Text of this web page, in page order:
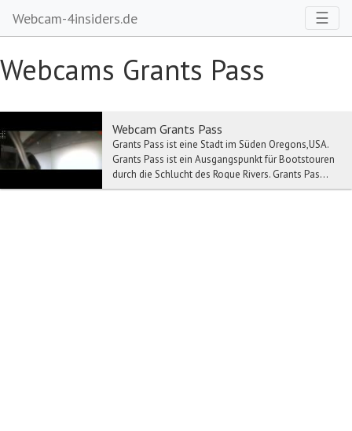
Webcam-4insiders.de ☰
Webcams Grants Pass
Webcam Grants Pass
Grants Pass ist eine Stadt im Süden Oregons,USA.
Grants Pass ist ein Ausgangspunkt für Bootstouren
durch die Schlucht des Rogue Rivers. Grants Pas...